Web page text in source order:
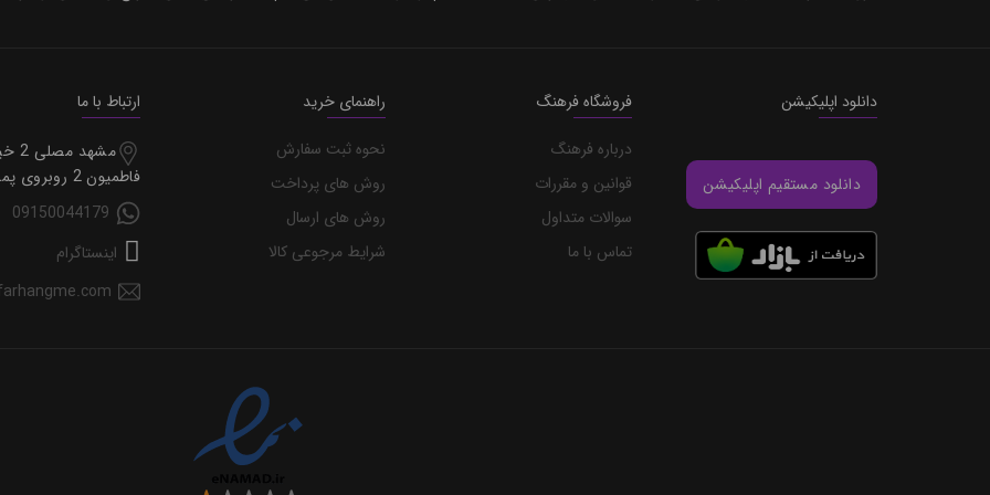
دانلود اپلیکیشن
دانلود مستقیم اپلیکیشن
فروشگاه فرهنگ
درباره فرهنگ
قوانین و مقررات
سوالات متداول
تماس با ما
راهنمای خرید
نحوه ثبت سفارش
روش های پرداخت
روش های ارسال
شرایط مرجوعی کالا
ارتباط با ما
مشهد
فاطمیون 2 روبروی پمپ گاز
09150044179
اینستاگرام